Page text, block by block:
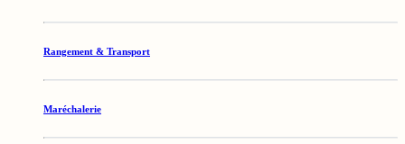
Rangement & Transport
Maréchalerie